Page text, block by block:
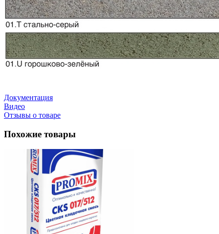
Документация
Видео
Отзывы о товаре
Похожие товары